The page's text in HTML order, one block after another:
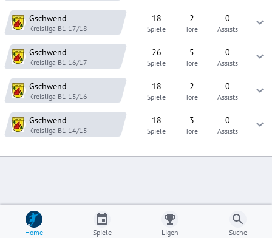
Gschwend
Kreisliga B1 17/18
18
Spiele
2
Tore
0
Assists
Gschwend
Kreisliga B1 16/17
26
Spiele
5
Tore
0
Assists
Gschwend
Kreisliga B1 15/16
18
Spiele
2
Tore
0
Assists
Gschwend
Kreisliga B1 14/15
18
Spiele
3
Tore
0
Assists
Home Spiele Ligen Suche